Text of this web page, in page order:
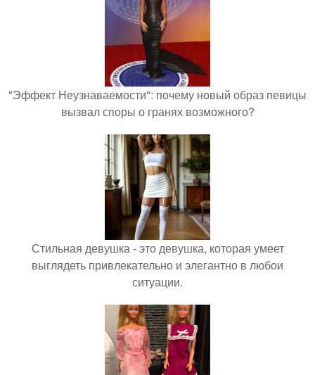
"Эффект Неузнаваемости": почему новый образ певицы
вызвал споры о гранях возможного?
Стильная девушка - это девушка, которая умеет
выглядеть привлекательно и элегантно в любои
ситуации.